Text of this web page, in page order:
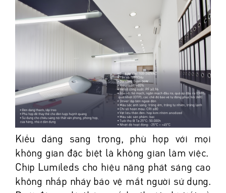
Kiểu dáng sang trọng, phù hợp với mọi
không gian đặc biệt là không gian làm việc.
Chip Lumileds cho hiệu năng phát sáng cao
không nhấp nháy bảo vệ mắt người sử dụng.